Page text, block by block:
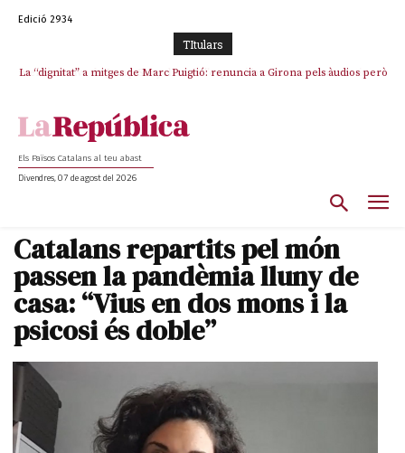
Edició 2934
TItulars
La “dignitat” a mitges de Marc Puigtió: renuncia a Girona pels àudios però
Els Països Catalans al teu abast
Divendres, 07 de agost del 2026
Catalans repartits pel món
passen la pandèmia lluny de
casa: “Vius en dos mons i la
psicosi és doble”